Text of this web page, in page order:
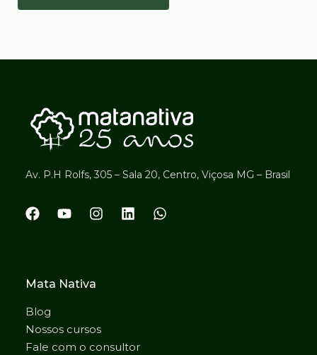
Av. P.H Rolfs, 305 – Sala 20, Centro, Viçosa MG – Brasil
Mata Nativa
Blog
Nossos cursos
Fale com o consultor